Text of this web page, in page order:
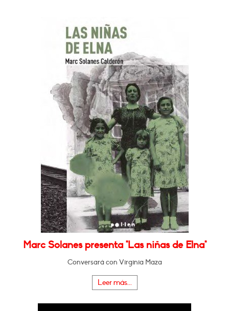
Marc Solanes presenta "Las niñas de Elna"
Conversará con Virginia Maza
Leer más...